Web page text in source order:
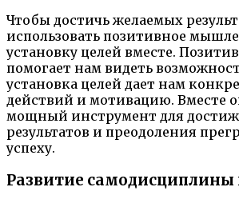
Чтобы достичь желаемых
использовать позитивное
установку целей вместе.
помогает нам видеть
установка целей дает нам
действий и мотивацию. Вместе
мощный инструмент для
результатов и преодоления
успеху.
Развитие